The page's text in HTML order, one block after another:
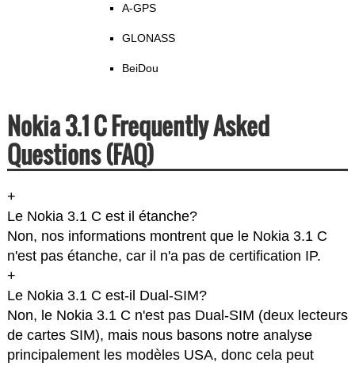
A-GPS
GLONASS
BeiDou
Nokia 3.1 C Frequently Asked
Questions (FAQ)
+
Le Nokia 3.1 C est il étanche?
Non, nos informations montrent que le Nokia 3.1 C
n'est pas étanche, car il n'a pas de certification IP.
+
Le Nokia 3.1 C est-il Dual-SIM?
Non, le Nokia 3.1 C n'est pas Dual-SIM (deux lecteurs
de cartes SIM), mais nous basons notre analyse
principalement les modèles USA, donc cela peut